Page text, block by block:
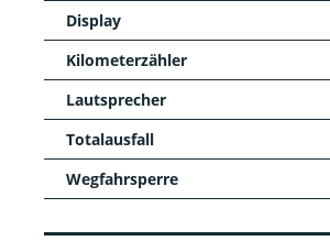
Display
Kilometerzähler
Lautsprecher
Totalausfall
Wegfahrsperre